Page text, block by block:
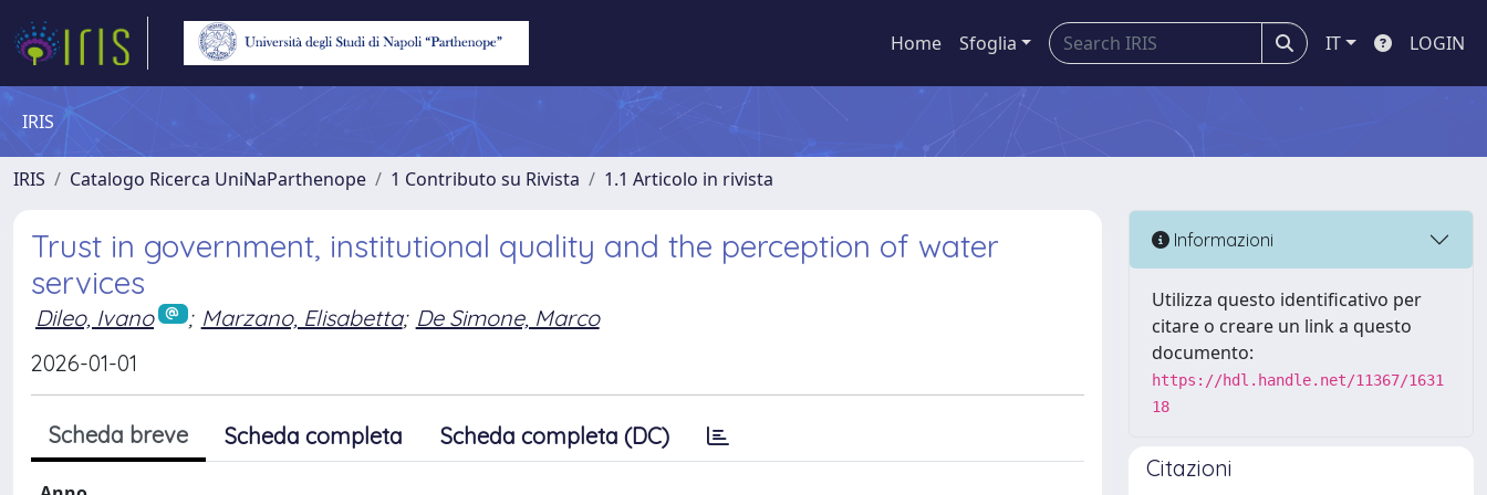
Home Sfoglia IT LOGIN
IRIS
IRIS Catalogo Ricerca UniNaParthenope 1 Contributo su Rivista 1.1 Articolo in rivista
Trust in government, institutional quality and the perception of water
services
Dileo, Ivano ; Marzano, Elisabetta; De Simone, Marco
2026-01-01
Scheda breve Scheda completa Scheda completa (DC)
Informazioni
Utilizza questo identificativo per
citare o creare un link a questo
documento:
https://hdl.handle.net/11367/1631
18
Citazioni